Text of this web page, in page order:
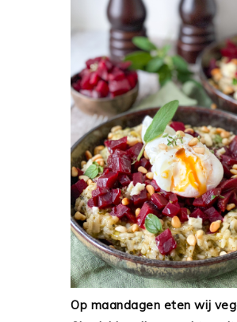
Op maandagen eten wij